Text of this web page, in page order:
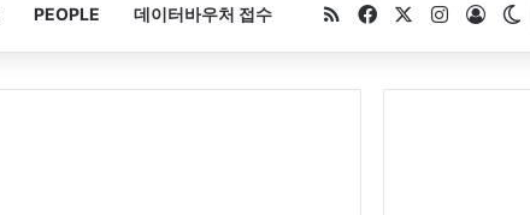
PEOPLE 데이터바우처 접수 RSSFacebookInstagram
Log In